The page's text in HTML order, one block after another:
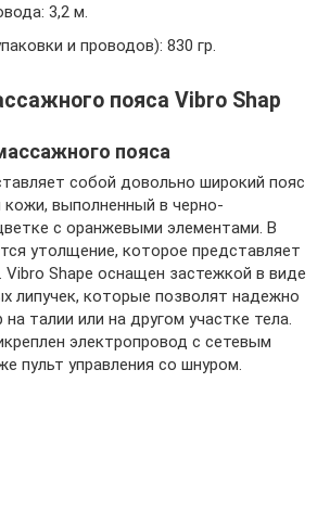
3,2 м.
и проводов): 830 гр.
пояса Vibro Shap
пояса
собой довольно широкий пояс
кожи, выполненный в черно-
с оранжевыми элементами. В
утолщение, которое представляет
Shape оснащен застежкой в виде
липучек, которые позволят надежно
на талии или на другом участке тела.
электропровод с сетевым
пульт управления со шнуром.